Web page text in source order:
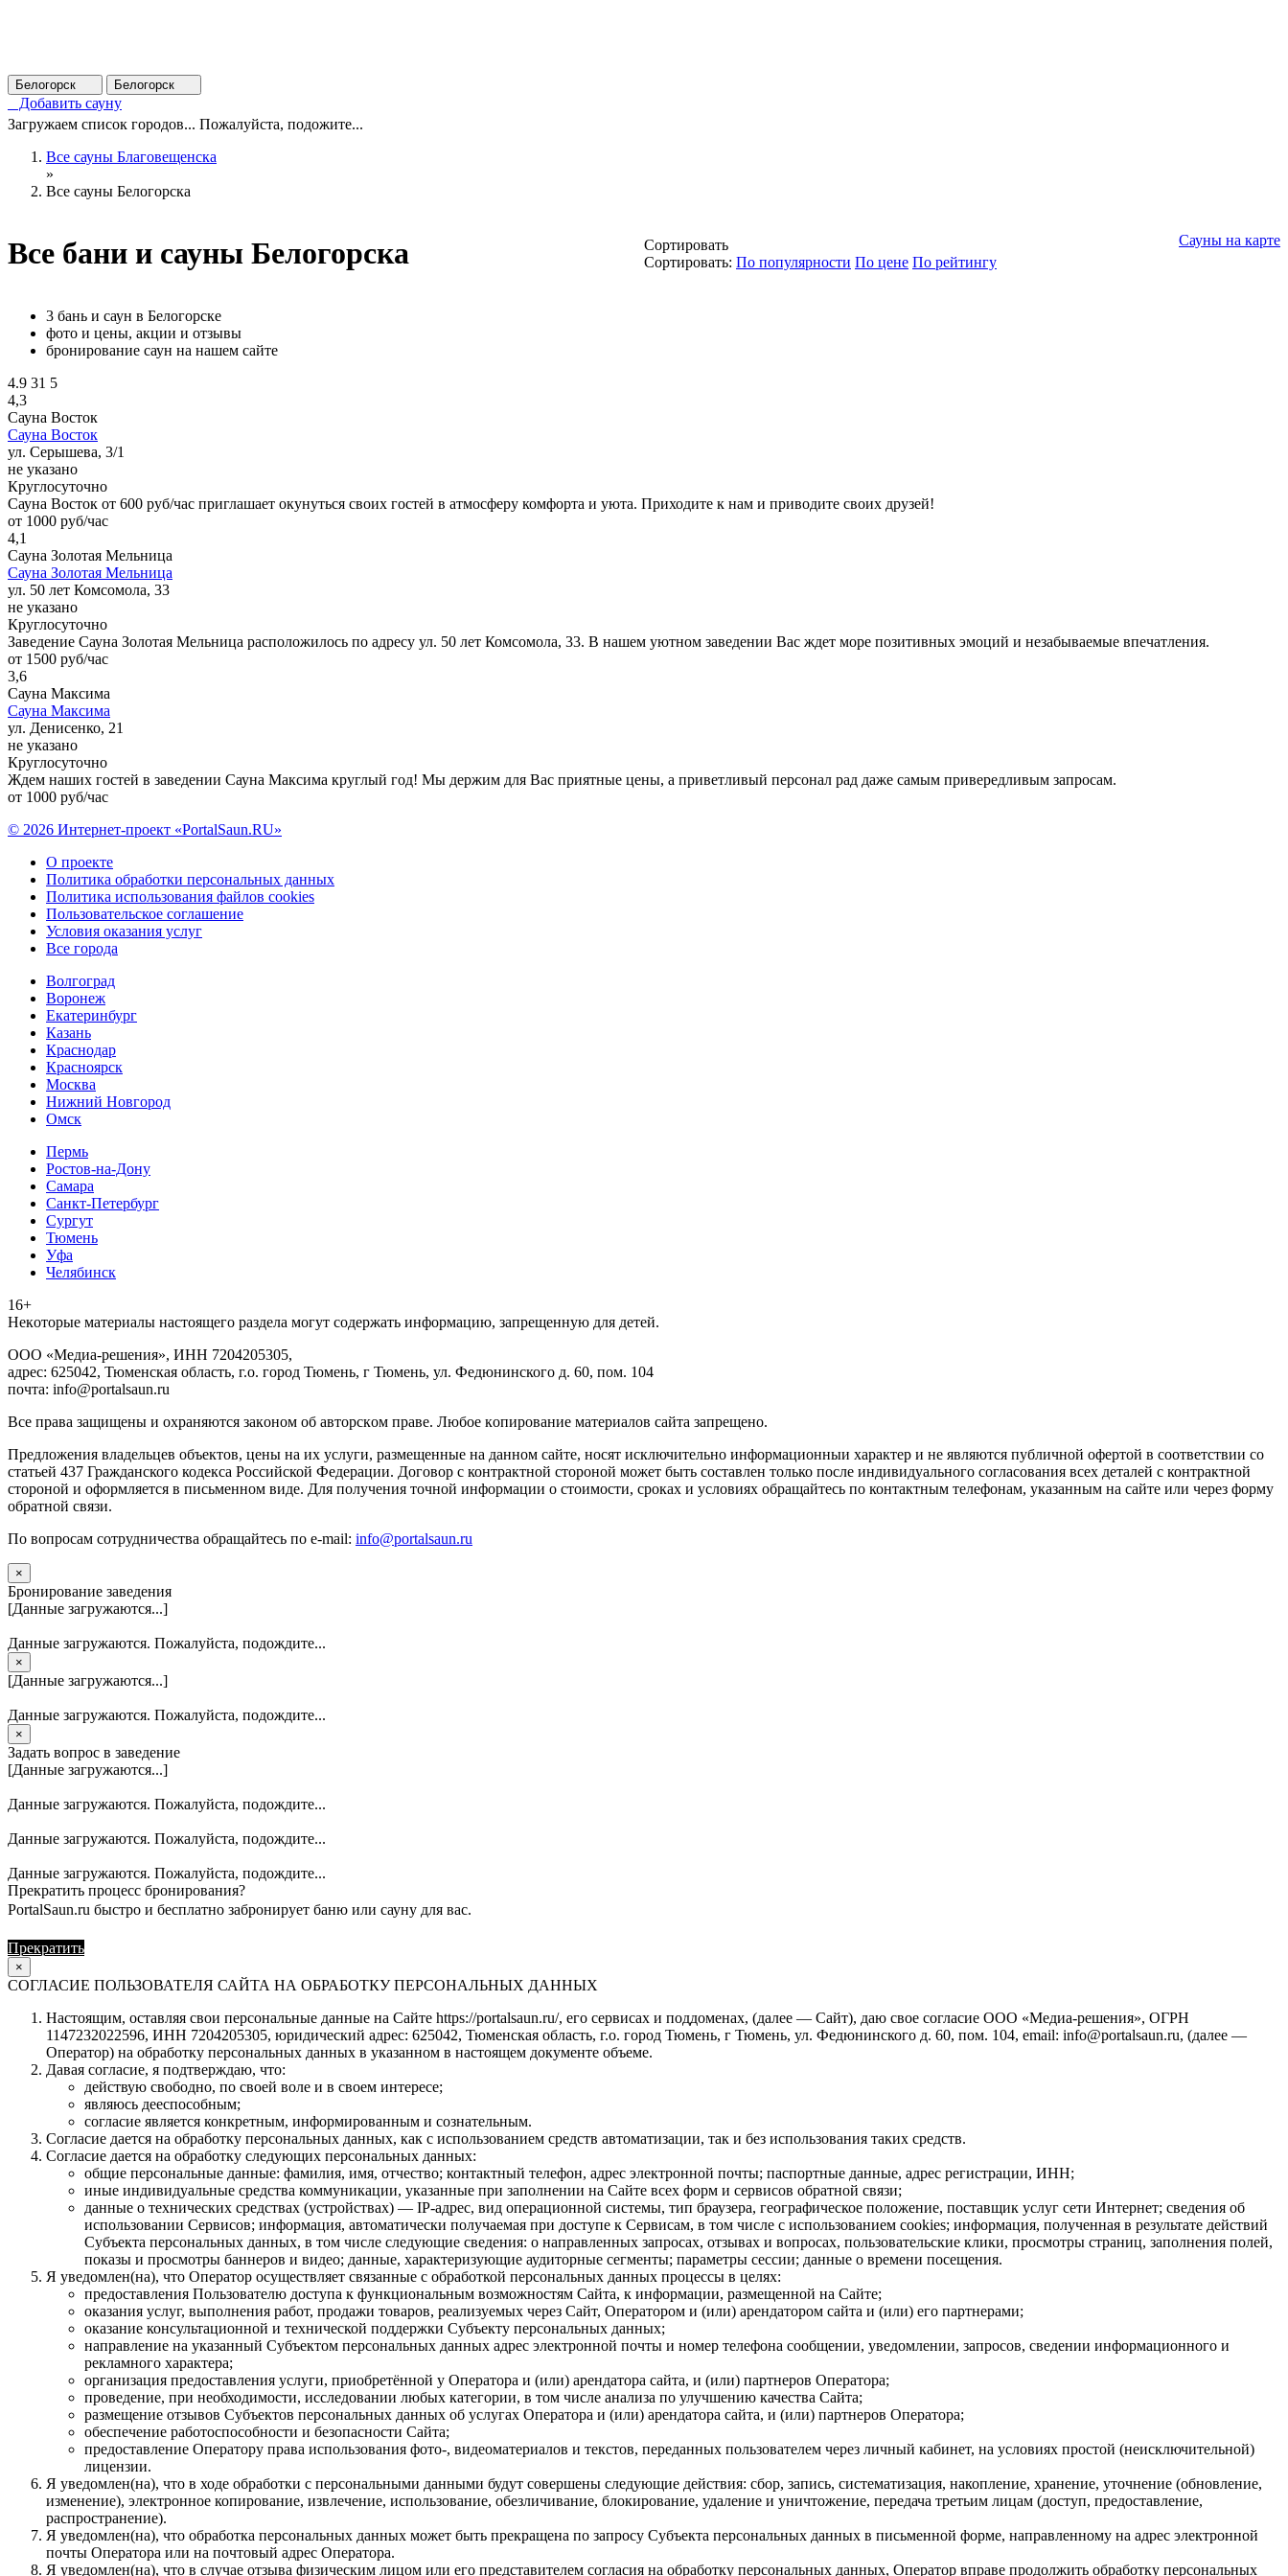
Белогорск Белогорск
Добавить сауну
Загружаем список городов... Пожалуйста, подожите...
Все сауны Благовещенска
»
Все сауны Белогорска
Все бани и сауны Белогорска Сауны на карте
Сортировать
Сортировать: По популярности По цене По рейтингу
3 бань и саун в Белогорске
фото и цены, акции и отзывы
бронирование саун на нашем сайте
4.9 31 5
4,3
Сауна Восток
Сауна Восток
ул. Серышева, 3/1
не указано
Круглосуточно
Сауна Восток от 600 руб/час приглашает окунуться своих гостей в атмосферу комфорта и уюта. Приходите к нам и приводите своих друзей!
от 1000 руб/час
4,1
Сауна Золотая Мельница
Сауна Золотая Мельница
ул. 50 лет Комсомола, 33
не указано
Круглосуточно
Заведение Сауна Золотая Мельница расположилось по адресу ул. 50 лет Комсомола, 33. В нашем уютном заведении Вас ждет море позитивных эмоций и незабываемые впечатления.
от 1500 руб/час
3,6
Сауна Максима
Сауна Максима
ул. Денисенко, 21
не указано
Круглосуточно
Ждем наших гостей в заведении Сауна Максима круглый год! Мы держим для Вас приятные цены, а приветливый персонал рад даже самым привередливым запросам.
от 1000 руб/час
© 2026 Интернет-проект «PortalSaun.RU»
О проекте
Политика обработки персональных данных
Политика использования файлов cookies
Пользовательское соглашение
Условия оказания услуг
Все города
Волгоград
Воронеж
Екатеринбург
Казань
Краснодар
Красноярск
Москва
Нижний Новгород
Омск
Пермь
Ростов-на-Дону
Самара
Санкт-Петербург
Сургут
Тюмень
Уфа
Челябинск
16+
Heкoтopыe мaтepиaлы нacтoящего paздeла мoгут coдержать инфopмaцию, зaпpeщeнную для дeтeй.
ООО «Медиа-решения», ИНН 7204205305,
адрес: 625042, Тюменская область, г.о. город Тюмень, г Тюмень, ул. Федюнинского д. 60, пом. 104
почта: info@portalsaun.ru
Вce прaвa зaщищeны и oxpaняютcя зaкoнoм oб aвтopcкoм прaве. Любoe кoпиpoвaниe мaтepиaлов caйтa зaпpeщeнo.
Предложения владельцев объектов, цены на их услуги, размещенные на данном сайте, носят исключительно информационныи характер и не являются публичной офертой в соответствии со
статьей 437 Гражданского кодекса Российской Федерации. Договор с контрактной стороной может быть составлен только после индивидуального согласования всех деталей с контрактной
стороной и оформляется в письменном виде. Для получения точной информации о стоимости, сроках и условиях обращайтесь по контактным телефонам, указанным на сайте или через форму
обратной связи.
По вопросам сотрудничества обращайтесь по e-mail: info@portalsaun.ru
×
Бронирование заведения
[Данные загружаются...]
Данные загружаются. Пожалуйста, подождите...
×
[Данные загружаются...]
Данные загружаются. Пожалуйста, подождите...
×
Задать вопрос в заведение
[Данные загружаются...]
Данные загружаются. Пожалуйста, подождите...
Данные загружаются. Пожалуйста, подождите...
Данные загружаются. Пожалуйста, подождите...
Прекратить процесс бронирования?
PortalSaun.ru быстро и бесплатно забронирует баню или сауну для вас.
Прекратить
×
СОГЛАСИЕ ПОЛЬЗОВАТЕЛЯ САЙТА НА ОБРАБОТКУ ПЕРСОНАЛЬНЫХ ДАННЫХ
Настоящим, оставляя свои персональные данные на Сайте https://portalsaun.ru/, его сервисах и поддоменах, (далее — Сайт), даю свое согласие ООО «Медиа-решения», ОГРН
1147232022596, ИНН 7204205305, юридический адрес: 625042, Тюменская область, г.о. город Тюмень, г Тюмень, ул. Федюнинского д. 60, пом. 104, email: info@portalsaun.ru, (далее —
Оператор) на обработку персональных данных в указанном в настоящем документе объеме.
Давая согласие, я подтверждаю, что:
действую свободно, по своей воле и в своем интересе;
являюсь дееспособным;
согласие является конкретным, информированным и сознательным.
Согласие дается на обработку персональных данных, как с использованием средств автоматизации, так и без использования таких средств.
Согласие дается на обработку следующих персональных данных:
общие персональные данные: фамилия, имя, отчество; контактный телефон, адрес электронной почты; паспортные данные, адрес регистрации, ИНН;
иные индивидуальные средства коммуникации, указанные при заполнении на Сайте всех форм и сервисов обратной связи;
данные о технических средствах (устройствах) — IP-адрес, вид операционной системы, тип браузера, географическое положение, поставщик услуг сети Интернет; сведения об
использовании Сервисов; информация, автоматически получаемая при доступе к Сервисам, в том числе с использованием cookies; информация, полученная в результате действий
Субъекта персональных данных, в том числе следующие сведения: о направленных запросах, отзывах и вопросах, пользовательские клики, просмотры страниц, заполнения полей,
показы и просмотры баннеров и видео; данные, характеризующие аудиторные сегменты; параметры сессии; данные о времени посещения.
Я уведомлен(на), что Оператор осуществляет связанные с обработкой персональных данных процессы в целях:
предоставления Пользователю доступа к функциональным возможностям Сайта, к информации, размещенной на Сайте;
оказания услуг, выполнения работ, продажи товаров, реализуемых через Сайт, Оператором и (или) арендатором сайта и (или) его партнерами;
оказание консультационной и технической поддержки Субъекту персональных данных;
направление на указанный Субъектом персональных данных адрес электронной почты и номер телефона сообщении, уведомлении, запросов, сведении информационного и
рекламного характера;
организация предоставления услуги, приобретённой у Оператора и (или) арендатора сайта, и (или) партнеров Оператора;
проведение, при необходимости, исследовании любых категории, в том числе анализа по улучшению качества Сайта;
размещение отзывов Субъектов персональных данных об услугах Оператора и (или) арендатора сайта, и (или) партнеров Оператора;
обеспечение работоспособности и безопасности Сайта;
предоставление Оператору права использования фото-, видеоматериалов и текстов, переданных пользователем через личный кабинет, на условиях простой (неисключительной)
лицензии.
Я уведомлен(на), что в ходе обработки с персональными данными будут совершены следующие действия: сбор, запись, систематизация, накопление, хранение, уточнение (обновление,
изменение), электронное копирование, извлечение, использование, обезличивание, блокирование, удаление и уничтожение, передача третьим лицам (доступ, предоставление,
распространение).
Я уведомлен(на), что обработка персональных данных может быть прекращена по запросу Субъекта персональных данных в письменной форме, направленному на адрес электронной
почты Оператора или на почтовый адрес Оператора.
Я уведомлен(на), что в случае отзыва физическим лицом или его представителем согласия на обработку персональных данных, Оператор вправе продолжить обработку персональных